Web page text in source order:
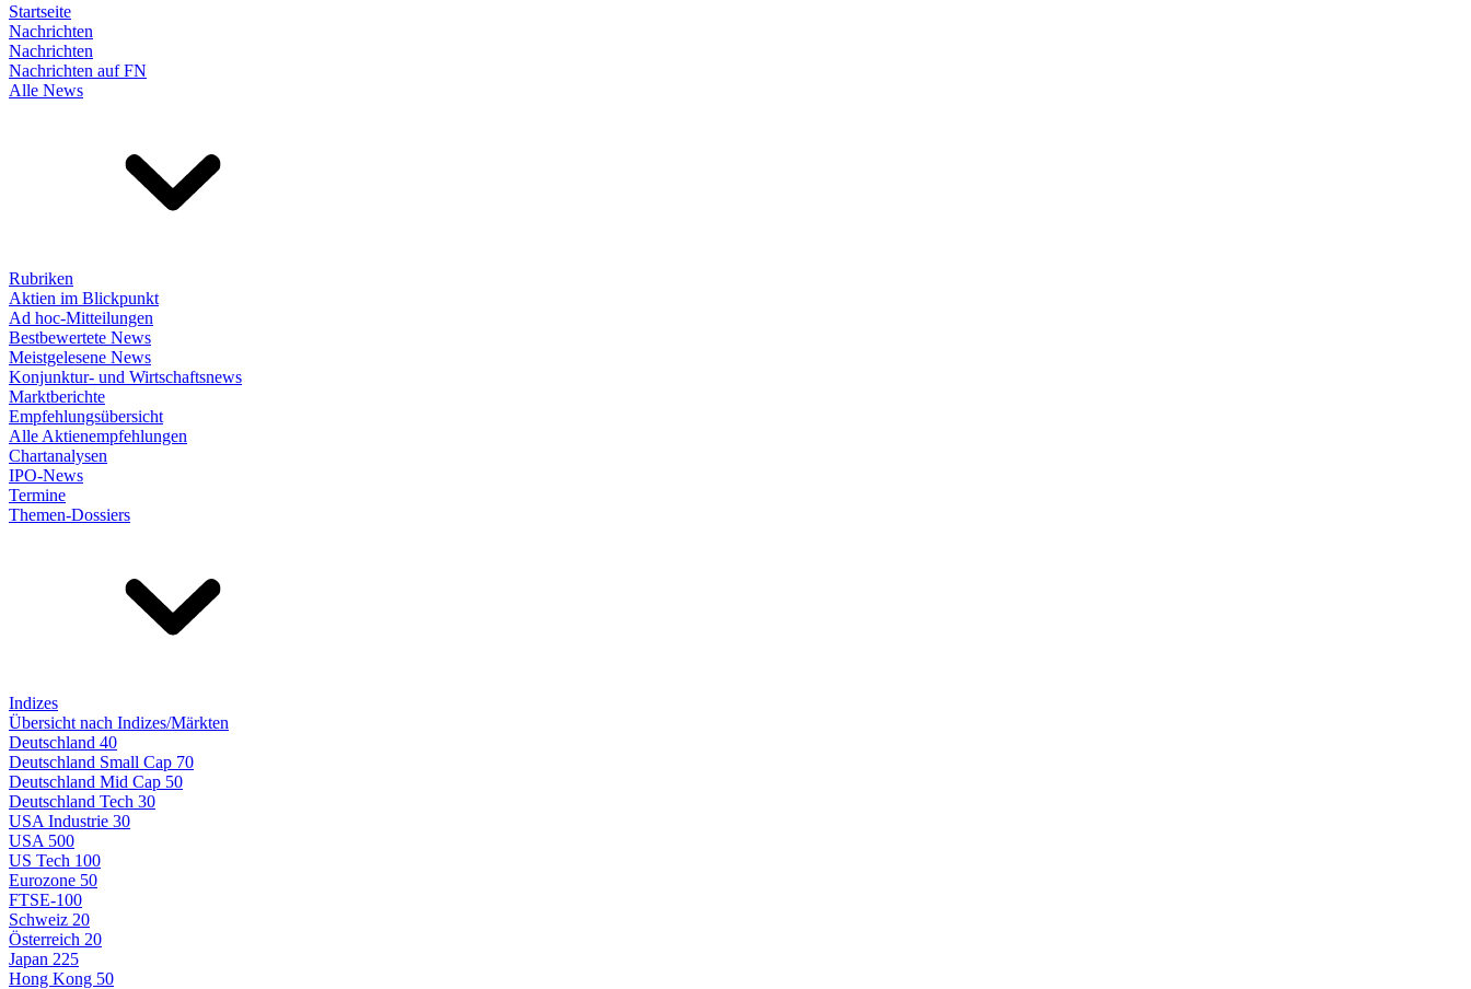
Startseite
Nachrichten
Nachrichten
Nachrichten auf FN
Alle News
Rubriken
Aktien im Blickpunkt
Ad hoc-Mitteilungen
Bestbewertete News
Meistgelesene News
Konjunktur- und Wirtschaftsnews
Marktberichte
Empfehlungsübersicht
Alle Aktienempfehlungen
Chartanalysen
IPO-News
Termine
Themen-Dossiers
Indizes
Übersicht nach Indizes/Märkten
Deutschland 40
Deutschland Small Cap 70
Deutschland Mid Cap 50
Deutschland Tech 30
USA Industrie 30
USA 500
US Tech 100
Eurozone 50
FTSE-100
Schweiz 20
Österreich 20
Japan 225
Hong Kong 50